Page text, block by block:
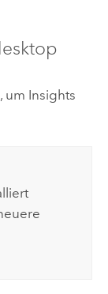
um Insights